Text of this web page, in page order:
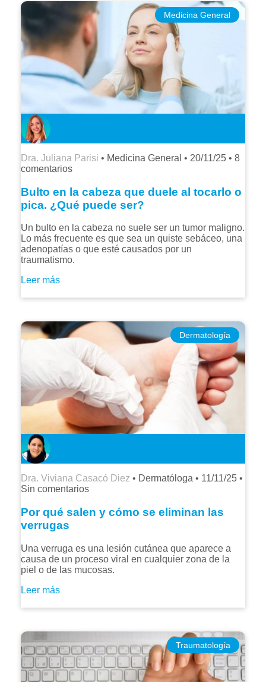
Medicina General
Dra. Juliana Parisi • Medicina General • 20/11/25 • 8
comentarios
Bulto en la cabeza que duele al tocarlo o
pica. ¿Qué puede ser?
Un bulto en la cabeza no suele ser un tumor maligno.
Lo más frecuente es que sea un quiste sebáceo, una
adenopatías o que esté causados por un
traumatismo.
Leer más
Dermatología
Dra. Viviana Casacó Diez • Dermatóloga • 11/11/25 •
Sin comentarios
Por qué salen y cómo se eliminan las
verrugas
Una verruga es una lesión cutánea que aparece a
causa de un proceso viral en cualquier zona de la
piel o de las mucosas.
Leer más
Traumatología